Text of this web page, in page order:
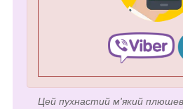
Цей пухнастий м'який